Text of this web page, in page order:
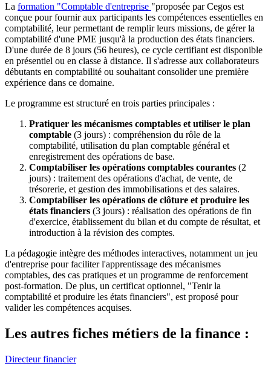
La formation "Comptable d'entreprise "proposée par Cegos est
conçue pour fournir aux participants les compétences essentielles en
comptabilité, leur permettant de remplir leurs missions, de gérer la
comptabilité d'une PME jusqu'à la production des états financiers.
D'une durée de 8 jours (56 heures), ce cycle certifiant est disponible
en présentiel ou en classe à distance. Il s'adresse aux collaborateurs
débutants en comptabilité ou souhaitant consolider une première
expérience dans ce domaine.
Le programme est structuré en trois parties principales :​
Pratiquer les mécanismes comptables et utiliser le plan
comptable (3 jours) : compréhension du rôle de la
comptabilité, utilisation du plan comptable général et
enregistrement des opérations de base.​
Comptabiliser les opérations comptables courantes (2
jours) : traitement des opérations d'achat, de vente, de
trésorerie, et gestion des immobilisations et des salaires.​
Comptabiliser les opérations de clôture et produire les
états financiers (3 jours) : réalisation des opérations de fin
d'exercice, établissement du bilan et du compte de résultat, et
introduction à la révision des comptes.​
La pédagogie intègre des méthodes interactives, notamment un jeu
d'entreprise pour faciliter l'apprentissage des mécanismes
comptables, des cas pratiques et un programme de renforcement
post-formation. De plus, un certificat optionnel, "Tenir la
comptabilité et produire les états financiers", est proposé pour
valider les compétences acquises.
Les autres fiches métiers de la finance :
Directeur financier